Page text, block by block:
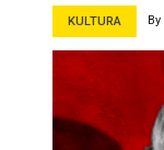
KULTURA By